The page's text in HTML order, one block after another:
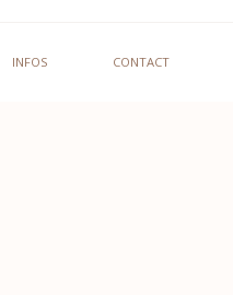
INFOS CONTACT